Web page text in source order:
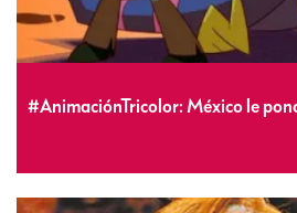
#AnimaciónTricolor: México le